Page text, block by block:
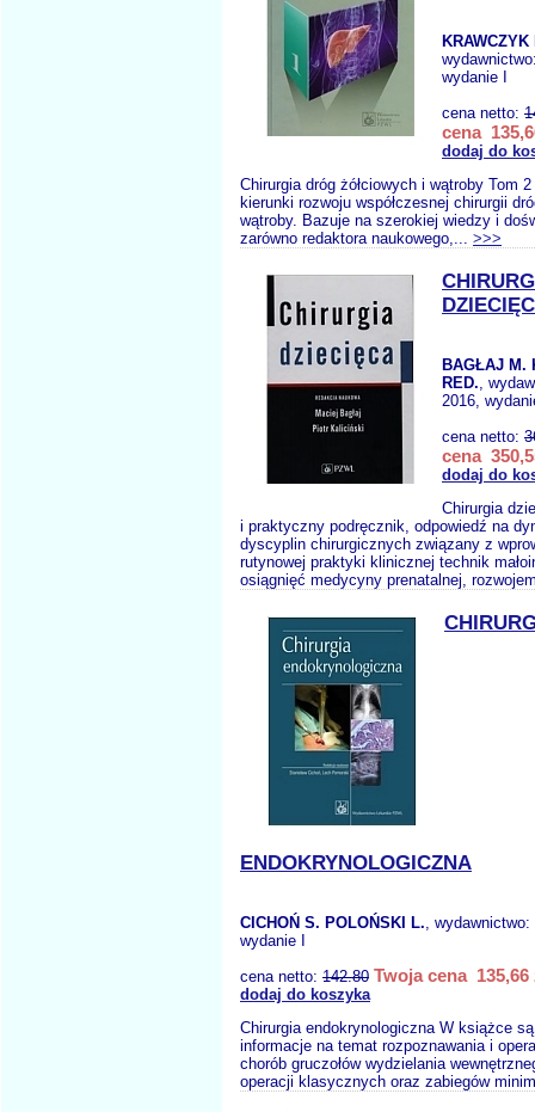
wydanie I
cena netto:
cena
dodaj do
Chirurgia dróg żółciowych i wątroby Tom
kierunki rozwoju współczesnej chirurgii
wątroby. Bazuje na szerokiej wiedzy i
zarówno redaktora naukowego,... >>>
BAGŁAJ M.
RED.,
2016,
cena netto:
cena
dodaj do
Chirurgia
i praktyczny podręcznik, odpowiedź na
dyscyplin chirurgicznych związany z
rutynowej praktyki klinicznej technik
osiągnięć medycyny prenatalnej,
ENDOKRYNOLOGICZNA
CICHOŃ S. POLOŃSKI L., wydawnictwo:
wydanie I
cena netto: 142.80 Twoja cena 135,66
dodaj do koszyka
Chirurgia endokrynologiczna W książce
informacje na temat rozpoznawania i
chorób gruczołów wydzielania
operacji klasycznych oraz zabiegów